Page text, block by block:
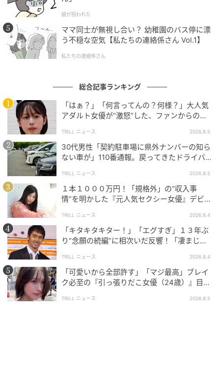
娘が拐われた
ママ同士が無視し合い？ 幼稚園のバス停に漂
う不穏な空気【私たちの連絡係さん Vol.1】
私たちの連絡係さん
総合記事ランキング
「はぁ？」「何言ってんの？何様？」大人気
アダルト女優が“激怒”した、ファンからの
TRILL ニュース 2026.8.5
30代男性「契約駐車場に県外ナンバーの知ら
ない車が」110番通報。戻ってきたドライバー
TRILL ニュース 2026.8.5
１本１０００万円！「規格外」の“収入事
情”を明かした『元人気セクシー女優』デビュ
TRILL ニュース 2026.8.4
「キタキタキター！」「エグすぎ」１３年ぶ
り“念願の続編”に相次いだ反響！「凄まじく
TRILL ニュース 2026.8.4
「可愛いから全部許す」「マジ最高」ブレイ
ク必至の『引っ張りだこ女優（24歳）』目が
TRILL ニュース 2026.8.5